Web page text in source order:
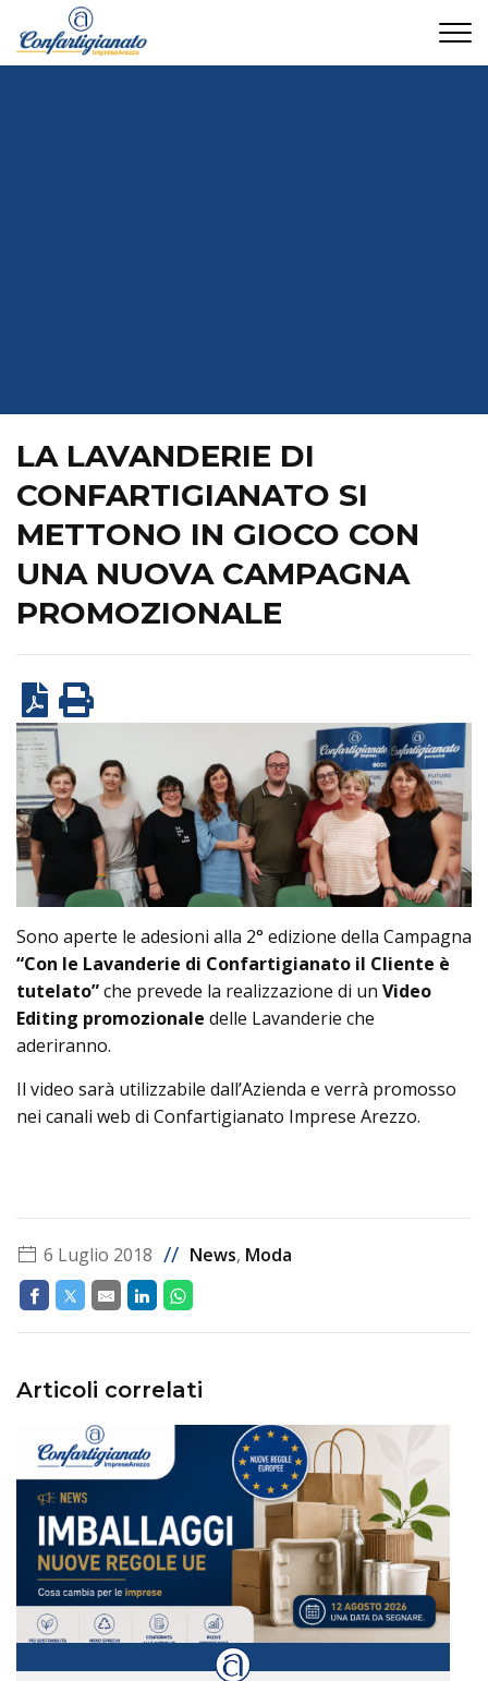
LA LAVANDERIE DI
CONFARTIGIANATO SI
METTONO IN GIOCO CON
UNA NUOVA CAMPAGNA
PROMOZIONALE
Sono aperte le adesioni alla 2° edizione della Campagna
“Con le Lavanderie di Confartigianato il Cliente è
tutelato”che prevede la realizzazione di un Video
Editing promozionale delle Lavanderie che
aderiranno.
Il video sarà utilizzabile dall’Azienda e verrà promosso
nei canali web di Confartigianato Imprese Arezzo.
6 Luglio 2018 // News, Moda
Articoli correlati